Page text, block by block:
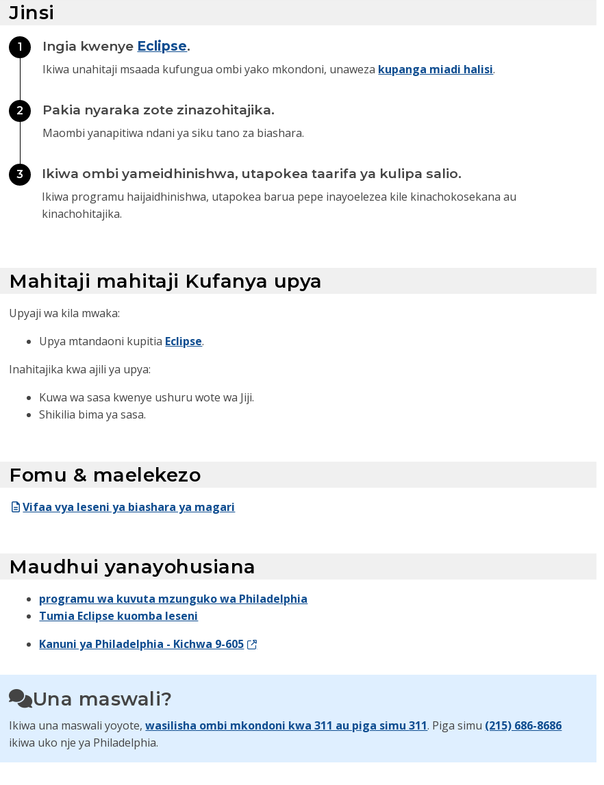
Jinsi
1 Ingia kwenye Eclipse.
Ikiwa unahitaji msaada kufungua ombi yako mkondoni, unaweza kupanga miadi halisi.
2 Pakia nyaraka zote zinazohitajika.
Maombi yanapitiwa ndani ya siku tano za biashara.
3 Ikiwa ombi yameidhinishwa, utapokea taarifa ya kulipa salio.
Ikiwa programu haijaidhinishwa, utapokea barua pepe inayoelezea kile kinachokosekana au
kinachohitajika.
Mahitaji mahitaji Kufanya upya
Upyaji wa kila mwaka:
Upya mtandaoni kupitia Eclipse.
Inahitajika kwa ajili ya upya:
Kuwa wa sasa kwenye ushuru wote wa Jiji.
Shikilia bima ya sasa.
Fomu & maelekezo
Vifaa vya leseni ya biashara ya magari
Maudhui yanayohusiana
programu wa kuvuta mzunguko wa Philadelphia
Tumia Eclipse kuomba leseni
Kanuni ya Philadelphia - Kichwa 9-605
Una maswali?
Ikiwa una maswali yoyote,wasilisha ombi mkondoni kwa 311 au piga simu311. Piga simu (215) 686-8686
ikiwa uko nje ya Philadelphia.